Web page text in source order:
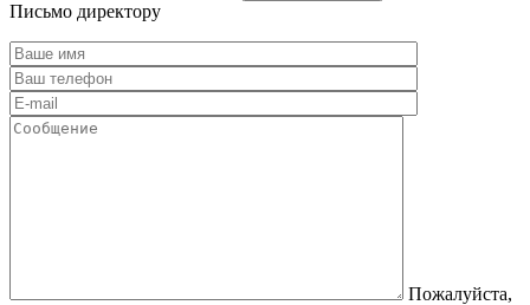
Письмо директору
Пожалуйста,